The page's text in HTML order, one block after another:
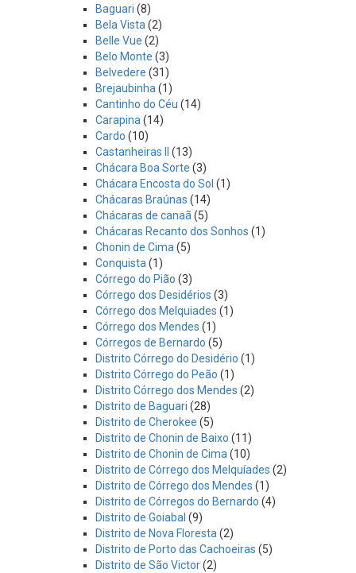
Baguari (8)
Bela Vista (2)
Belle Vue (2)
Belo Monte (3)
Belvedere (31)
Brejaubinha (1)
Cantinho do Céu (14)
Carapina (14)
Cardo (10)
Castanheiras II
(13)
Chácara Boa Sorte (3)
Chácara Encosta do Sol (1)
Chácaras Braúnas (14)
Chácaras de canaã (5)
Chácaras Recanto dos Sonhos (1)
Chonin de Cima (5)
Conquista (1)
Córrego do Pião (3)
Córrego dos Desidérios (3)
Córrego dos Melquiades (1)
Córrego dos Mendes (1)
Córregos de Bernardo (5)
Distrito Córrego do Desidério (1)
Distrito Córrego do Peão (1)
Distrito Córrego dos Mendes (2)
Distrito de Baguari (28)
Distrito de Cherokee (5)
Distrito de Chonin de Baixo (11)
Distrito de Chonin de Cima (10)
Distrito de Córrego dos Melquíades (2)
Distrito de Córrego dos Mendes (1)
Distrito de Córregos do Bernardo (4)
Distrito de Goiabal (9)
Distrito de Nova Floresta (2)
Distrito de Porto das Cachoeiras (5)
Distrito de São Victor(2)